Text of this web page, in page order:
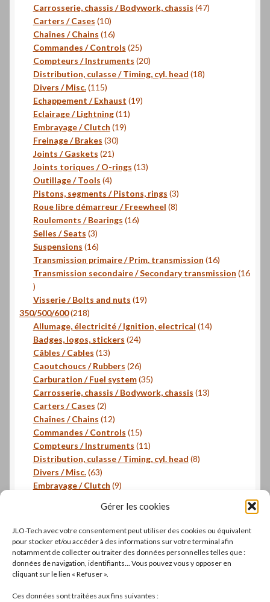
Gérer les cookies
JLO-Tech avec votre consentement peut utiliser des cookies ou équivalent
pour stocker et/ou accéder à des informations sur votre terminal afin
notamment de collecter ou traiter des données personnelles telles que :
données de navigation, identifiants... Vous pouvez vous y opposer en
cliquant sur le lien « Refuser ».
Ces données sont traitées aux fins suivantes :
produits
Carrosserie, chassis / Bodywork, chassis 4747
Carters / Cases 1010
produits
Chaînes / Chains 1616
produits
Commandes / Controls 2525
produits
Compteurs / Instruments 2020
produits
Distribution, culasse / Timing, cyl. head 1818
Divers / Misc. 115115
produits
Echappement / Exhaust 1919
Eclairage / Lightning 1111
Embrayage / Clutch 1919
Freinage / Brakes 3030
Joints / Gaskets 2121
produits
Joints toriques / O-rings 1313
Outillage / Tools 44
produits
Pistons, segments / Pistons, rings 33
produits
Roue libre démarreur / Freewheel 88
Roulements / Bearings 1616
Selles / Seats 33
produits
Suspensions 1616
produits
Transmission primaire / Prim. transmission 1616
produits
Transmission secondaire / Secondary transmission 16
16
produits
Visserie / Bolts and nuts 1919
350/500/600 218218
produits
Allumage, électricité / Ignition, electrical 1414
Badges, logos, stickers 2424
Câbles / Cables 1313
produits
Caoutchoucs / Rubbers 2626
produits
Carburation / Fuel system 3535
produits
Carrosserie, chassis / Bodywork, chassis 1313
Carters / Cases 22
produits
Chaînes / Chains 1212
produits
Commandes / Controls 1515
produits
Compteurs / Instruments 1111
produits
Distribution, culasse / Timing, cyl. head 88
Divers / Misc. 6363
produits
Embrayage / Clutch 99
produits
1818
produits
Pistons, segments / Pistons, rings 3
produits
- Roulements / Bearings 22
produits
Transmission primaire / Primary transmission 11
Transmission secondaire / Secondary transmission